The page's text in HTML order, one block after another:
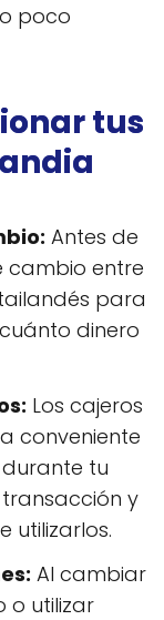
poco
tus
Antes de
cambio entre
para
dinero
Los cajeros
conveniente
tu
y
utilizarlos.
Al cambiar
o utilizar